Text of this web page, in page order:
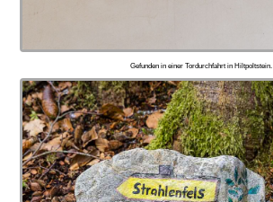
Gefunden in einer Tordurchfahrt in Hiltpoltstein.